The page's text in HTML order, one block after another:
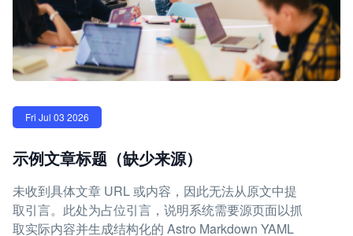
Fri Jul 03 2026
示例文章标题（缺少来源）
未收到具体文章 URL 或内容，因此无法从原文中提
取引言。此处为占位引言，说明系统需要源页面以抓
取实际内容并生成结构化的 Astro Markdown YAML